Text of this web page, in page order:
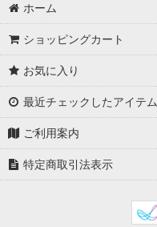
ホーム
ショッピングカート
お気に入り
最近チェックしたアイテム
ご利用案内
特定商取引法表示